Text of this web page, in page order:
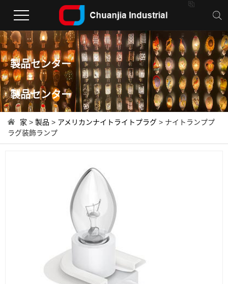

製品センター
製品センター
家 > 製品 > アメリカンナイトライトプラグ > ナイトランププ
ラグ装飾ランプ